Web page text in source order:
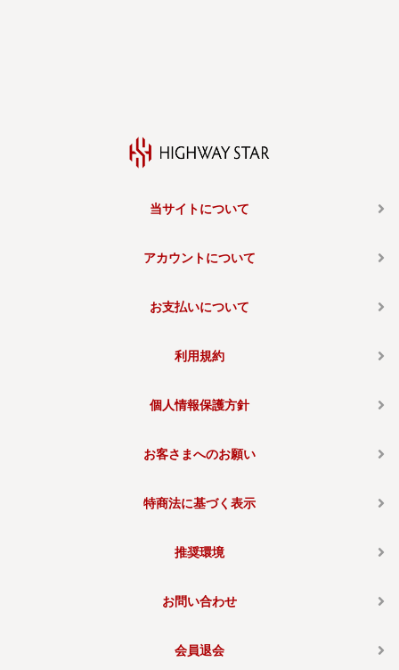
当サイトについて
アカウントについて
お支払いについて
利用規約
個人情報保護方針
お客さまへのお願い
特商法に基づく表示
推奨環境
お問い合わせ
会員退会